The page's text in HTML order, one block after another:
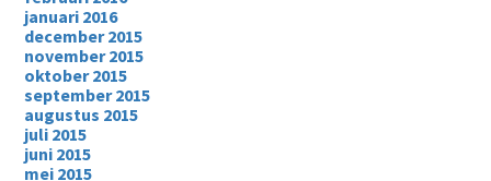
januari 2016
december 2015
november 2015
oktober 2015
september 2015
augustus 2015
juli 2015
juni 2015
mei 2015